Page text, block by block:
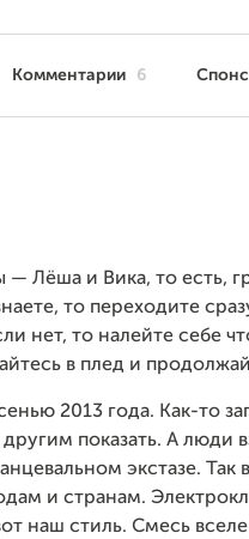
Комментарии 6
— Лёша и Вика, то есть,
то переходите
нет, то налейте себе
в плед и
2013 года. Как-то
показать. А люди
экстазе. Так
и странам.
наш стиль. Смесь